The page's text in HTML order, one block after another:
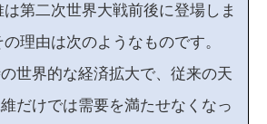
第二次世界大戦前後に登場しま
の理由は次のようなものです。
世界的な経済拡大で、従来の天
だけでは需要を満たせなくなっ